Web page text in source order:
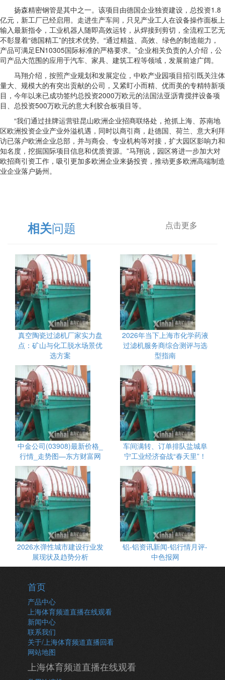
扬森精密钢管是其中之一。该项目由德国企业独资建设，总投资1.8
亿元，新工厂已经启用。走进生产车间，只见产业工人在设备操作面板上
输入最新指令，工业机器人随即高效运转，从焊接到剪切，全流程工艺无
不彰显着“德国精工”的技术优势。“通过精益、高效、绿色的制造能力，
产品可满足EN10305国际标准的严格要求。”企业相关负责的人介绍，公
司产品大范围的应用于汽车、家具、建筑工程等领域，发展前途广阔。
马翔介绍，按照产业规划和发展定位，中欧产业园项目招引既关注体
量大、规模大的有突出贡献的公司，又紧盯小而精、优而美的专精特新项
目，今年以来已成功签约总投资2000万欧元的法国法亚沥青搅拌设备项
目、总投资500万欧元的意大利胶合板项目等。
“我们通过挂牌运营驻昆山欧洲企业招商联络处，抢抓上海、苏南地
区欧洲投资企业产业外溢机遇，同时以商引商，赴德国、荷兰、意大利拜
访已落户欧洲企业总部，并与商会、专业机构等对接，扩大园区影响力和
知名度，挖掘国际项目信息和优质资源。”马翔说，园区将进一步加大对
欧招商引资工作，吸引更加多欧洲企业来扬投资，推动更多欧洲高端制造
业企业落户扬州。
相关问题 点击更多
真空陶瓷过滤机厂家实力盘
点：矿山与化工脱水场景优
选方案
2026年当下上海市化学药液
过滤机服务商综合测评与选
型指南
中金公司(03908)最新价格_
行情_走势图—东方财富网
车间满转、订单排队盐城阜
宁工业经济奋战“春天里”！
2026水弹性城市建设行业发
展现状及趋势分析
铝-铝资讯新闻-铝行情月评-
中色报网
首页
产品中心
上海体育频道直播在线观看
新闻中心
联系我们
关于/上海体育频道直播回看
网站地图
上海体育频道直播在线观看